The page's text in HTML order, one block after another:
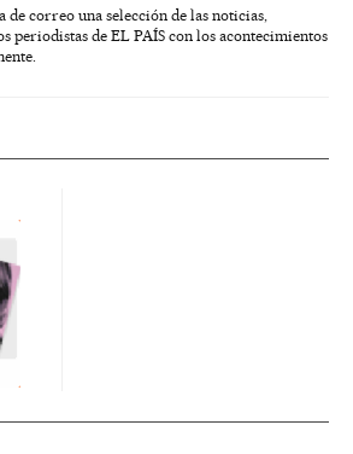
de correo una selección de las noticias,
periodistas de EL PAÍS con los acontecimientos